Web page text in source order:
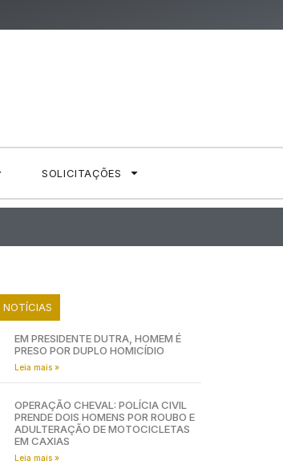
SOLICITAÇÕES
NOTÍCIAS
EM PRESIDENTE DUTRA, HOMEM É
PRESO POR DUPLO HOMICÍDIO
Leia mais »
OPERAÇÃO CHEVAL: POLÍCIA CIVIL
PRENDE DOIS HOMENS POR ROUBO E
ADULTERAÇÃO DE MOTOCICLETAS
EM CAXIAS
Leia mais »